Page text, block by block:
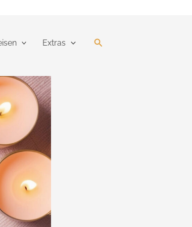
Extras Suchen